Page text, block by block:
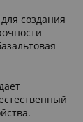
создания